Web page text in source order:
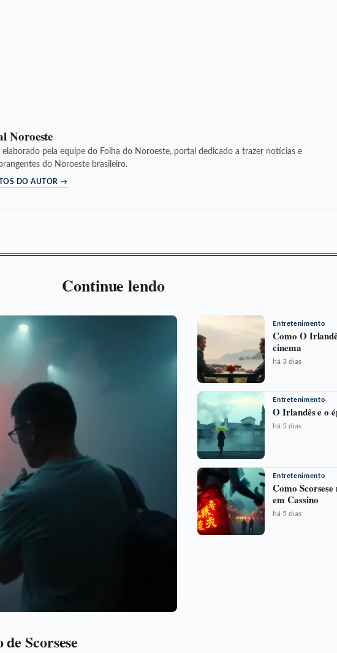
Noroeste
pela equipe do Folha do Noroeste, portal dedicado a trazer notícias e
do Noroeste brasileiro.
DO AUTOR →
Continue lendo
Scorsese
Entretenimento
Como O
cinema
há 3 dias
Entretenimento
O Irlandês e o
há 5 dias
Entretenimento
Como
em Cassino
há 5 dias